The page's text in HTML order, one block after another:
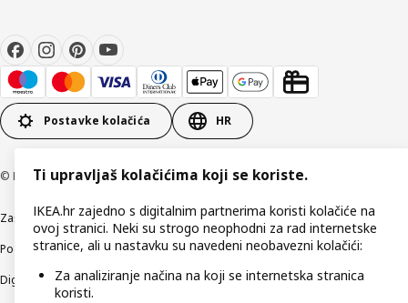
Postavke kolačića HR
© Inter IKEA Systems B.V 1999-2026
Zaštita privatnostiKako koristimo kolačiće (Cookies) Uvjeti poslovanja
Podaci o tvrtki IKEA HrvatskaEtično otkrivanje sigurnosnih nedostataka
Digitalna pristupačnost
Ti upravljaš kolačićima koji se koriste.
IKEA.hr zajedno s digitalnim partnerima koristi kolačiće na
ovoj stranici. Neki su strogo neophodni za rad internetske
stranice, ali u nastavku su navedeni neobavezni kolačići:
Za analiziranje načina na koji se internetska stranica
koristi.